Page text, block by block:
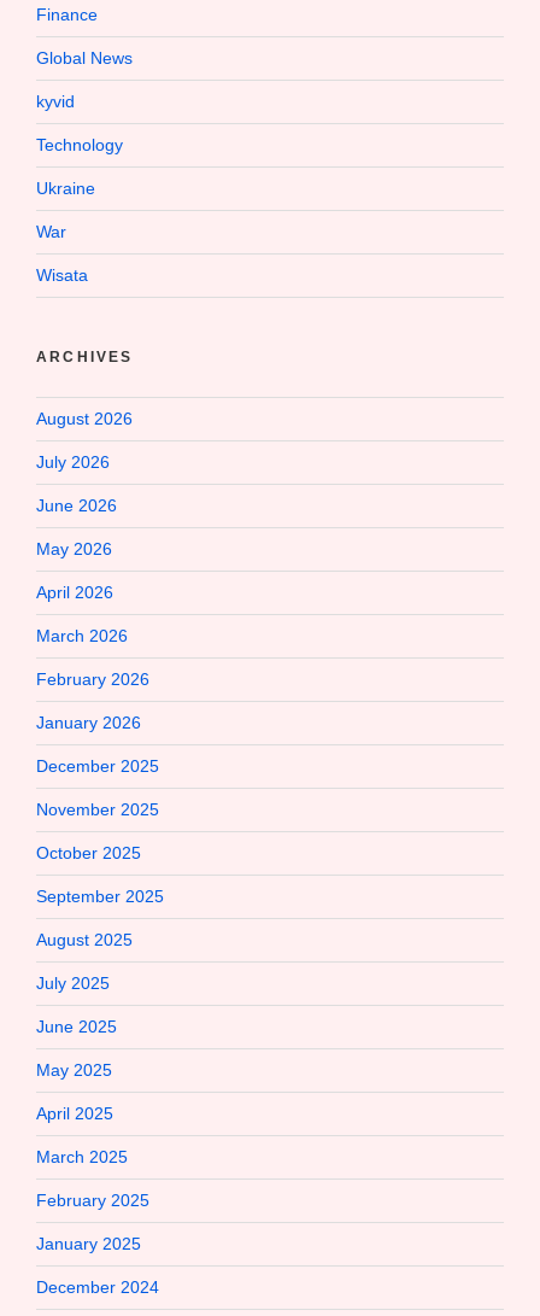
Finance
Global News
kyvid
Technology
Ukraine
War
Wisata
ARCHIVES
August 2026
July 2026
June 2026
May 2026
April 2026
March 2026
February 2026
January 2026
December 2025
November 2025
October 2025
September 2025
August 2025
July 2025
June 2025
May 2025
April 2025
March 2025
February 2025
January 2025
December 2024